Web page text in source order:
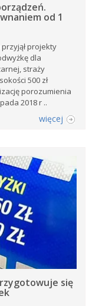
od 1
projekty
dla
straży
500 zł
porozumienia
2018 r ..
więcej
się